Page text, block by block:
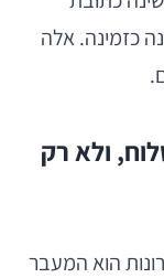
כזמינה. אלה
ולא רק
הוא המעבר